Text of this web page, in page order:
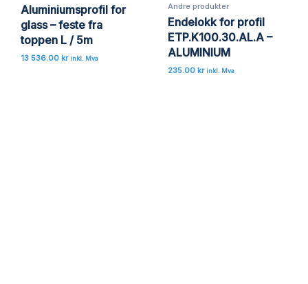
Aluminiumsprofil for
glass – feste fra
toppen L / 5m
13 536.00 kr inkl. Mva
Andre produkter
Endelokk for profil
ETP.K100.30.AL.A –
ALUMINIUM
235.00 kr inkl. Mva